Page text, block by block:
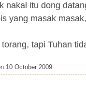
nakal itu dong
yang masak
tapi Tuhan
10 October 2009